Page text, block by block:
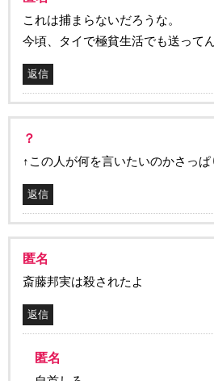
これは捕まらないだろうな。
今頃、タイで極貧生活でも送って
返信
？
↑この人が何を言いたいのかさっぱ
返信
匿名
斎藤邦実は殺されたよ
返信
匿名